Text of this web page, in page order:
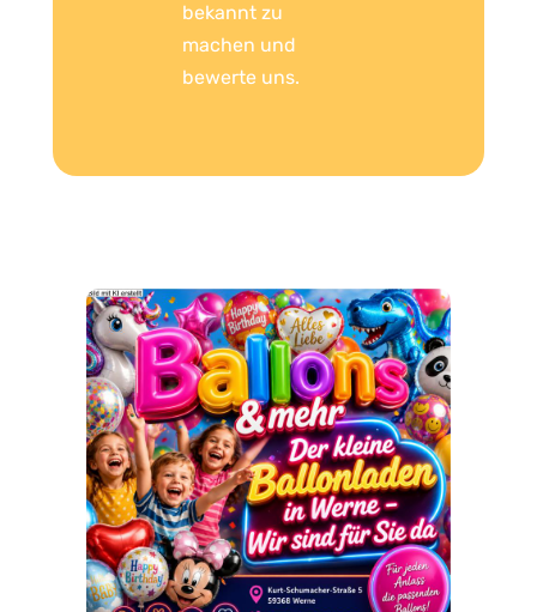
bekannt zu
machen und
bewerte uns.